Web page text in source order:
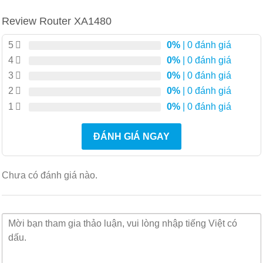
1400:XA 1440 và XA 1480. Cả hai đều là thiết bị phần
cứng dựa trên x86 được trang bị sáu (6) cổng đồng
Gigabit Ethernet RJ45 và hai (2) cổng cáp quang 10
Gigabit Ethernet SFP+. Chúng cũng bao gồm các cổng
nối tiếp và cổng USB để quản lý, cũng như sử dụng
đèn flash bên ngoài.
ExtremeAccess Platform 1440 (còn gọi là XA
Mô hình này dành cho các ứng dụng chi nhánh
hoặc trang web nhỏ trong trường hợp yêu cầu thông
xử lý Intel 4 nhân, RAM 8Gb và Ổ cứng thể rắn (SSD)
32Gb.
ExtremeAccess Platform 1480 (hay còn gọi là XA
1480):
Review Router XA1480
5 0% | 0 đánh giá
4
0% | 0 đánh giá
3
0% | 0 đánh giá
2
0% | 0 đánh giá
1
0% | 0 đánh giá
ĐÁNH GIÁ NGAY
Chưa có đánh giá nào.